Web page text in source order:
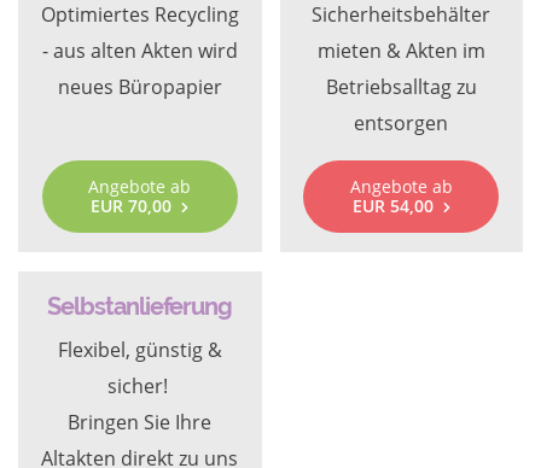
Optimiertes Recycling
- aus alten Akten wird
neues Büropapier
Angebote ab
EUR 70,00
Sicherheitsbehälter
mieten & Akten im
Betriebsalltag zu
entsorgen
Angebote ab
EUR 54,00
Selbstanlieferung
Flexibel, günstig &
sicher!
Bringen Sie Ihre
Altakten direkt zu uns